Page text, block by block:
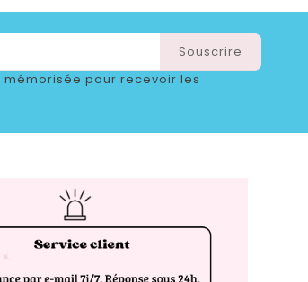
pour recevoir les